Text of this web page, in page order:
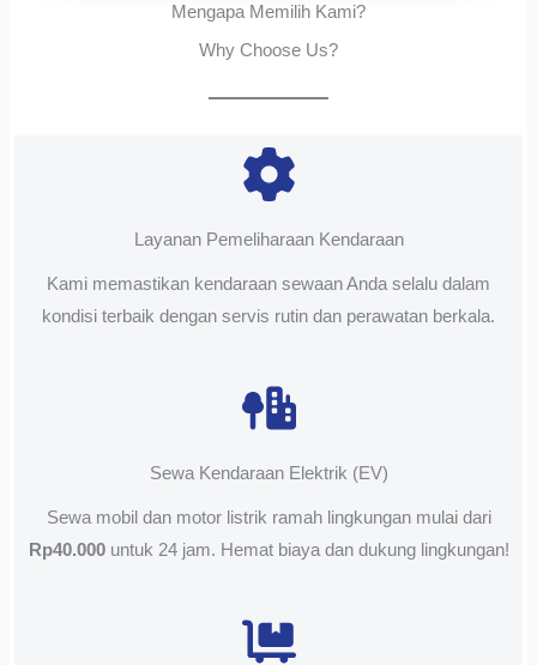
Mengapa Memilih Kami?
Why Choose Us?
Layanan Pemeliharaan Kendaraan
Kami memastikan kendaraan sewaan Anda selalu dalam
kondisi terbaik dengan servis rutin dan perawatan berkala.
Sewa Kendaraan Elektrik (EV)
Sewa mobil dan motor listrik ramah lingkungan mulai dari
Rp40.000untuk 24 jam. Hemat biaya dan dukung lingkungan!